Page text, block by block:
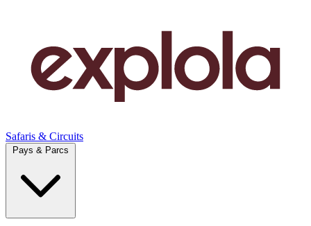
Safaris & Circuits